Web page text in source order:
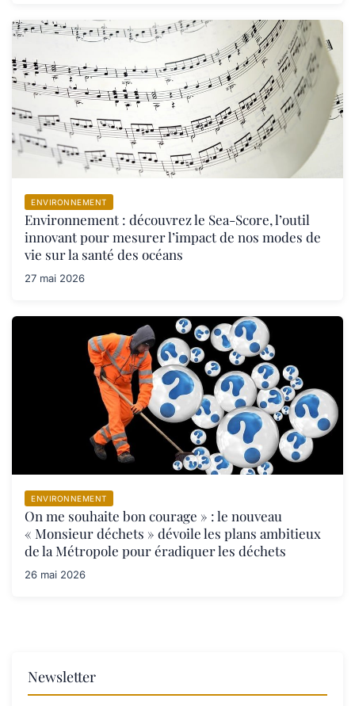
ENVIRONNEMENT
Environnement : découvrez le Sea-Score, l’outil
innovant pour mesurer l’impact de nos modes de
vie sur la santé des océans
27 mai 2026
ENVIRONNEMENT
On me souhaite bon courage » : le nouveau
« Monsieur déchets » dévoile les plans ambitieux
de la Métropole pour éradiquer les déchets
26 mai 2026
Newsletter